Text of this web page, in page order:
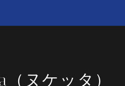
（ヌケッタ）